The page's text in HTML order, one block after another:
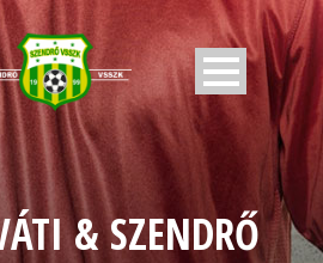
& SZENDRŐ